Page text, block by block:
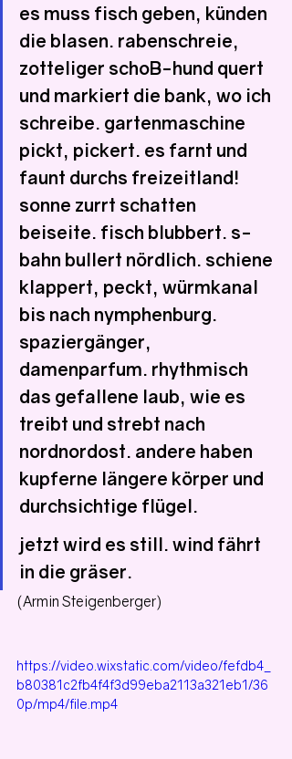
es muss fisch geben, künden
die blasen. rabenschreie,
zotteliger schoB-hund quert
und markiert die bank, wo ich
schreibe. gartenmaschine
pickt, pickert. es farnt und
faunt durchs freizeitland!
sonne zurrt schatten
beiseite. fisch blubbert. s-
bahn bullert nördlich. schiene
klappert, peckt, würmkanal
bis nach nymphenburg.
spaziergänger,
damenparfum. rhythmisch
das gefallene laub, wie es
treibt und strebt nach
nordnordost. andere haben
kupferne längere körper und
durchsichtige flügel.
jetzt wird es still. wind fährt
in die gräser.
(Armin Steigenberger)
https://video.wixstatic.com/video/fefdb4_
b80381c2fb4f4f3d99eba2113a321eb1/36
0p/mp4/file.mp4